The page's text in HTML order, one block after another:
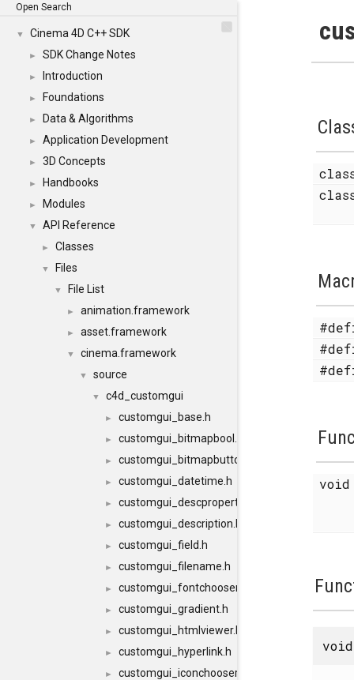
Open Search
▼ Cinema 4D C++ SDK
► SDK Change Notes
► Introduction
► Foundations
► Data & Algorithms
► Application Development
► 3D Concepts
► Handbooks
► Modules
▼ API Reference
► Classes
▼ Files
▼ File List
► animation.framework
► asset.framework
▼ cinema.framework
▼ source
▼ c4d_customgui
► customgui_base.h
► customgui_bitmapbool.h
► customgui_bitmapbutton.h
► customgui_datetime.h
► customgui_descproperty.h
► customgui_description.h
► customgui_field.h
► customgui_filename.h
► customgui_fontchooser.h
► customgui_gradient.h
► customgui_htmlviewer.h
► customgui_hyperlink.h
► customgui_iconchooser.h